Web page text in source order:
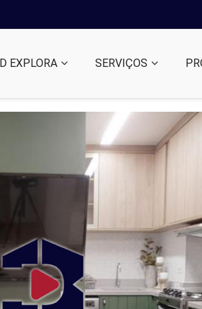
EXPLORA SERVIÇOS